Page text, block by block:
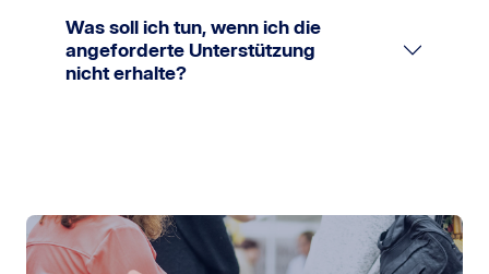
Was soll ich tun, wenn ich die
angeforderte Unterstützung
nicht erhalte?